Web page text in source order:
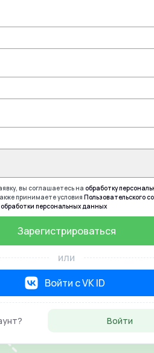
вы соглашаетесь на обработку
принимаете условия Пользовательского
персональных данных
Зарегистрироваться
или
Войти с VK ID
Войти